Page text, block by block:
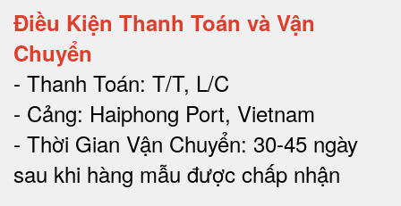
Điều Kiện Thanh Toán và Vận
Chuyển
- Thanh Toán: T/T, L/C
- Cảng: Haiphong Port, Vietnam
- Thời Gian Vận Chuyển: 30-45 ngày
sau khi hàng mẫu được chấp nhận